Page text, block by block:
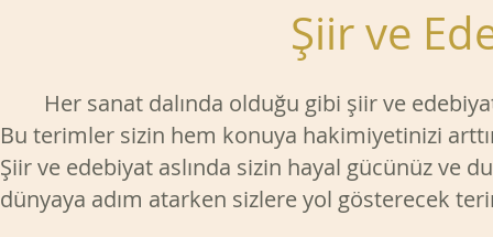
Şiir ve
Her sanat dalında olduğu gibi şiir ve
Bu terimler sizin hem konuya hakimiyetinizi
Şiir ve edebiyat aslında sizin hayal gücünüz ve
dünyaya adım atarken sizlere yol gösterecek